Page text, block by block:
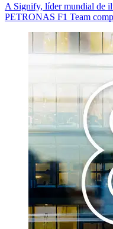
A Signify, líder mundial de
PETRONAS F1 Team